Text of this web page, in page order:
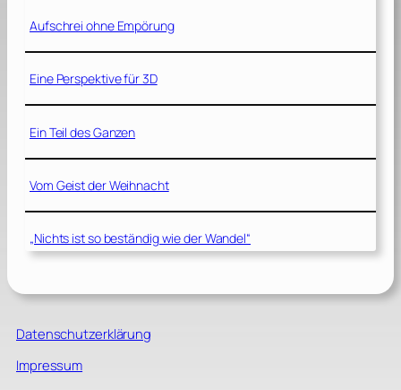
Aufschrei ohne Empörung
Eine Perspektive für 3D
Ein Teil des Ganzen
Vom Geist der Weihnacht
„Nichts ist so beständig wie der Wandel“
Datenschutzerklärung
Impressum